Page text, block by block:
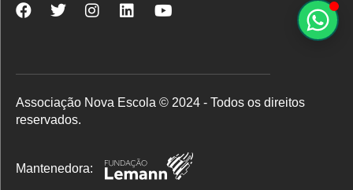
Nova
Facebook
Nova
Twitter
Nova
Instagram
Nova
LinkedInYouTube
Associação Nova Escola © 2024 - Todos os direitos
reservados.
Mantenedora: